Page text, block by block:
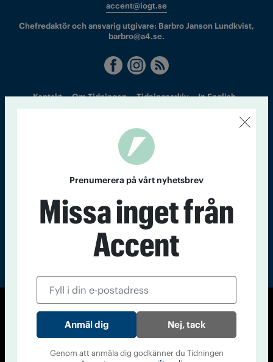
accent@iogt.se
Chefredaktör och ansvarig utgivare: Barbro Janson Lundkvist,
barbro@a4.se.
Kontakt Om Tidningen Tidningsarkiv In English
Accent
© Tidningen Accent 2026
Cookiepolicy
Personuppgiftspolicy
Prenumerera på vårt nyhetsbrev
Missa inget från
Accent
Nej, tack
Genom att anmäla dig godkänner du Tidningen